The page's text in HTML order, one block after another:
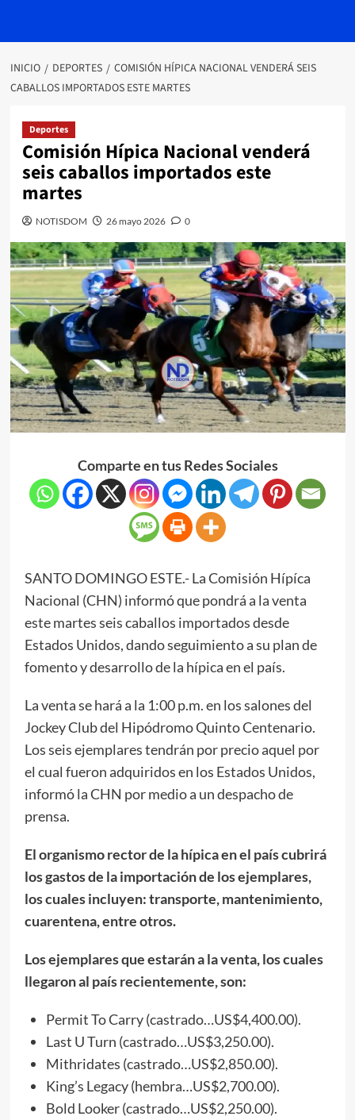
INICIO DEPORTES
COMISIÓN HÍPICA NACIONAL VENDERÁ SEIS
CABALLOS IMPORTADOS ESTE MARTES
Deportes
Comisión Hípica Nacional venderá
seis caballos importados este
martes
NOTISDOM 26 mayo 2026 0
Comparte en tus Redes Sociales
SANTO DOMINGO ESTE.- La Comisión Hípíca
Nacional (CHN) informó que pondrá a la venta
este martes seis caballos importados desde
Estados Unidos, dando seguimiento a su plan de
fomento y desarrollo de la hípica en el país.
La venta se hará a la 1:00 p.m. en los salones del
Jockey Club del Hipódromo Quinto Centenario.
Los seis ejemplares tendrán por precio aquel por
el cual fueron adquiridos en los Estados Unidos,
informó la CHN por medio a un despacho de
prensa.
El organismo rector de la hípica en el país cubrirá
los gastos de la importación de los ejemplares,
los cuales incluyen: transporte, mantenimiento,
cuarentena, entre otros.
Los ejemplares que estarán a la venta, los cuales
llegaron al país recientemente, son:
Permit To Carry (castrado…US$4,400.00).
Last U Turn (castrado…US$3,250.00).
Mithridates (castrado…US$2,850.00).
King’s Legacy (hembra…US$2,700.00).
Bold Looker (castrado…US$2,250.00).